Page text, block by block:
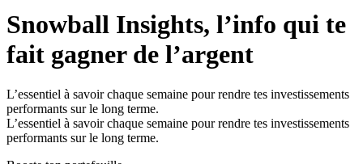
Snowball Insights, l’info qui te
fait gagner de l’argent
L’essentiel à savoir chaque semaine pour rendre tes investissements
performants sur le long terme.
L’essentiel à savoir chaque semaine pour rendre tes investissements
performants sur le long terme.